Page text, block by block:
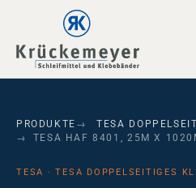
Skip to main navigation
Skip to main content
Skip to page footer
PRODUKTE
TESA
TESA HAF 8401, 25M X
TESA · TESA DOPPELSEITIGES